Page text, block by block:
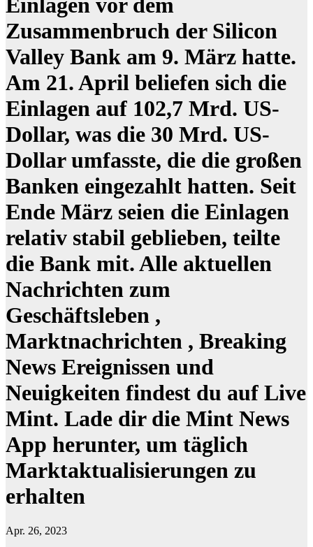
Einlagen vor dem
Zusammenbruch der Silicon
Valley Bank am 9. März hatte.
Am 21. April beliefen sich die
Einlagen auf 102,7 Mrd. US-
Dollar, was die 30 Mrd. US-
Dollar umfasste, die die großen
Banken eingezahlt hatten. Seit
Ende März seien die Einlagen
relativ stabil geblieben, teilte
die Bank mit. Alle aktuellen
Nachrichten zum
Geschäftsleben ,
Marktnachrichten , Breaking
News Ereignissen und
Neuigkeiten findest du auf Live
Mint. Lade dir die Mint News
App herunter, um täglich
Marktaktualisierungen zu
erhalten
Apr. 26, 2023